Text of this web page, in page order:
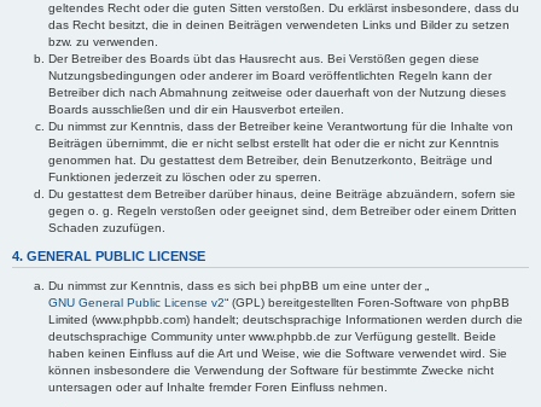
geltendes Recht oder die guten Sitten verstoßen. Du erklärst insbesondere, dass du
das Recht besitzt, die in deinen Beiträgen verwendeten Links und Bilder zu setzen
bzw. zu verwenden.
Der Betreiber des Boards übt das Hausrecht aus. Bei Verstößen gegen diese
Nutzungsbedingungen oder anderer im Board veröffentlichten Regeln kann der
Betreiber dich nach Abmahnung zeitweise oder dauerhaft von der Nutzung dieses
Boards ausschließen und dir ein Hausverbot erteilen.
Du nimmst zur Kenntnis, dass der Betreiber keine Verantwortung für die Inhalte von
Beiträgen übernimmt, die er nicht selbst erstellt hat oder die er nicht zur Kenntnis
genommen hat. Du gestattest dem Betreiber, dein Benutzerkonto, Beiträge und
Funktionen jederzeit zu löschen oder zu sperren.
Du gestattest dem Betreiber darüber hinaus, deine Beiträge abzuändern, sofern sie
gegen o. g. Regeln verstoßen oder geeignet sind, dem Betreiber oder einem Dritten
Schaden zuzufügen.
4. GENERAL PUBLIC LICENSE
Du nimmst zur Kenntnis, dass es sich bei phpBB um eine unter der „
GNU General Public License v2“ (GPL) bereitgestellten Foren-Software von phpBB
Limited (www.phpbb.com) handelt; deutschsprachige Informationen werden durch die
deutschsprachige Community unter www.phpbb.de zur Verfügung gestellt. Beide
haben keinen Einfluss auf die Art und Weise, wie die Software verwendet wird. Sie
können insbesondere die Verwendung der Software für bestimmte Zwecke nicht
untersagen oder auf Inhalte fremder Foren Einfluss nehmen.